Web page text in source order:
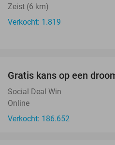
Zeist (6 km)
Verkocht: 1.819
Gratis kans op een
Social Deal Win
Online
Verkocht: 186.652